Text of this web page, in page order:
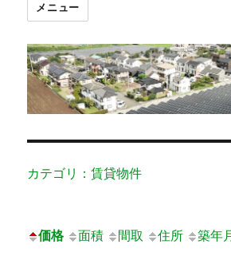
メニュー
カテゴリ：賃貸物件
価格 面積 間取 住所 築年